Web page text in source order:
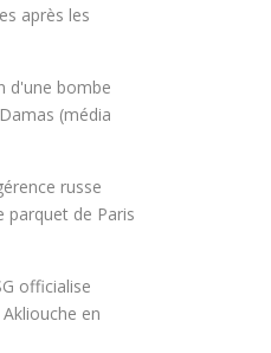
après les
d'une bombe
(média
russe
parquet de Paris
officialise
en